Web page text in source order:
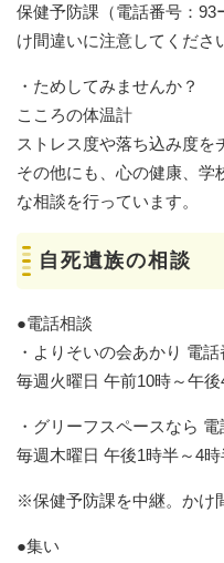
保健予防課（電話番号：
け間違いに注意してくださ
・ためしてみませんか？
こころの体温計
ストレス度や落ち込み度を
その他にも、心の健康、学
な相談を行っています。
自死遺族の相談
●電話相談
・よりそいの会あかり 電
毎週火曜日 午前10時～午後
・グリーフスペースなら
毎週木曜日 午後1時半～4時
※保健予防課を中継。かけ
●集い